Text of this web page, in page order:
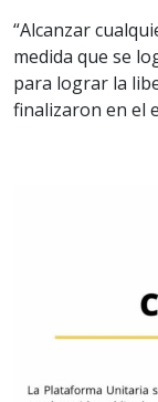
“Alcanzar
medida que se
para lograr la
finalizaron en el